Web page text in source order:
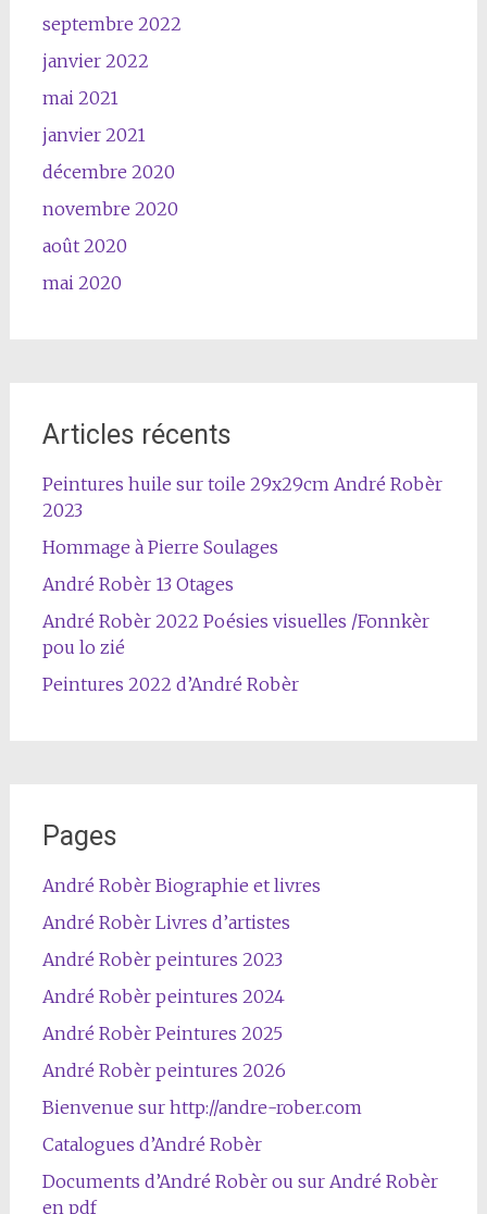
septembre 2022
janvier 2022
mai 2021
janvier 2021
décembre 2020
novembre 2020
août 2020
mai 2020
Articles récents
Peintures huile sur toile 29x29cm André Robèr
2023
Hommage à Pierre Soulages
André Robèr 13 Otages
André Robèr 2022 Poésies visuelles /Fonnkèr
pou lo zié
Peintures 2022 d’André Robèr
Pages
André Robèr Biographie et livres
André Robèr Livres d’artistes
André Robèr peintures 2023
André Robèr peintures 2024
André Robèr Peintures 2025
André Robèr peintures 2026
Bienvenue sur http://andre-rober.com
Catalogues d’André Robèr
Documents d’André Robèr ou sur André Robèr
en pdf